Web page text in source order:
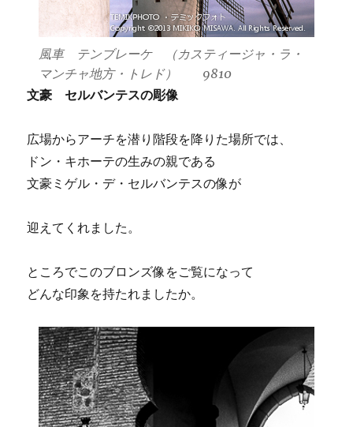
風車 テンブレーケ （カスティージャ・ラ・
マンチャ地方・トレド） 9810
文豪 セルバンテスの彫像
広場からアーチを潜り階段を降りた場所では、
ドン・キホーテの生みの親である
文豪ミゲル・デ・セルバンテスの像が
迎えてくれました。
ところでこのブロンズ像をご覧になって
どんな印象を持たれましたか。